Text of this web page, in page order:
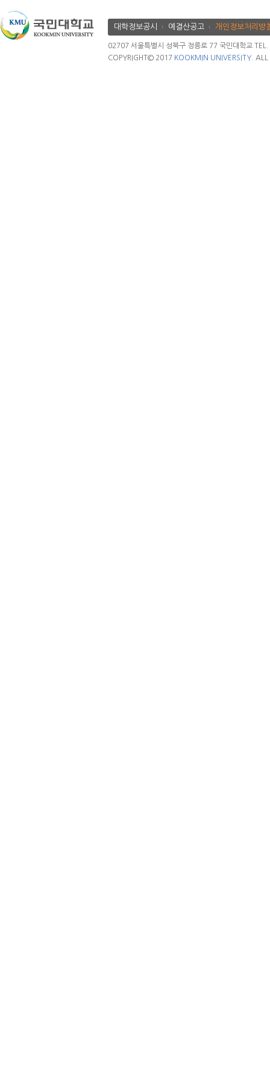
대학정보공시 예결산공고 개인정보처리방
02707 서울특별시 성북구 정릉로 77 국민대학교
COPYRIGHT© 2017 KOOKMIN UNIVERSITY. ALL